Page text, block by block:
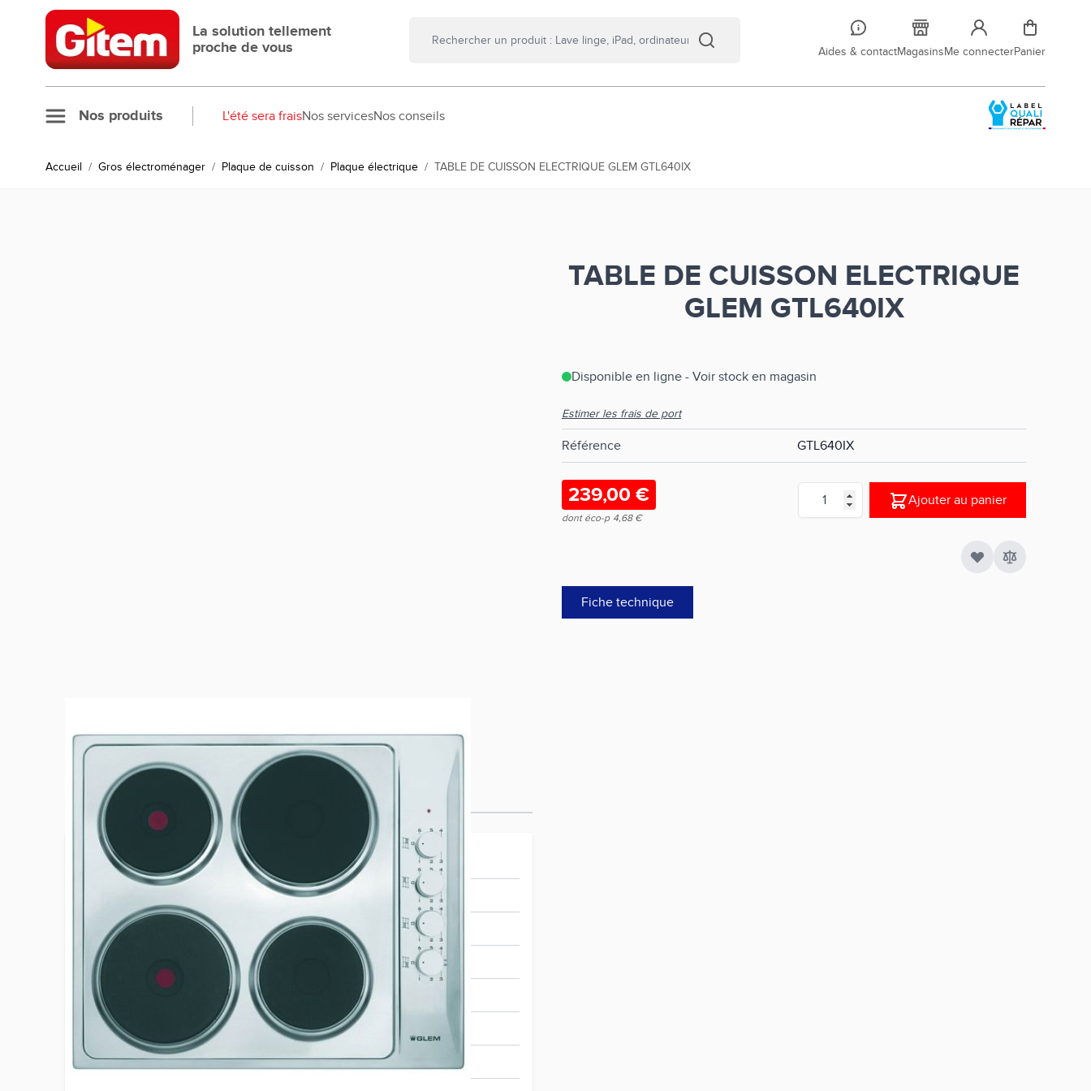
Allez au contenu
La solution tellement
proche de vous
Aides & contactMagasinsMe connecterPanier
Nos produits L'été sera fraisNos servicesNos conseils
Accueil / Gros électroménager / Plaque de cuisson / Plaque électrique / TABLE DE CUISSON ELECTRIQUE GLEM GTL640IX
TABLE DE CUISSON ELECTRIQUE
GLEM GTL640IX
Disponible en ligne - Voir stock en magasin
Estimer les frais de port
Référence GTL640IX
239,00 €
dont éco-p 4,68 €
Quantité
Ajouter au panier
Fiche technique
Plus d’information
Dimensions d'encastrement hxlxp 4 x 56 x 48 cm
8033945383985
Largeur du produit 58.5 cm
Niveau(x) de puissance
Nombre et type de foyers 4 foyers électrique
Poids net du produit 11 kg
Position des commandes Latérale